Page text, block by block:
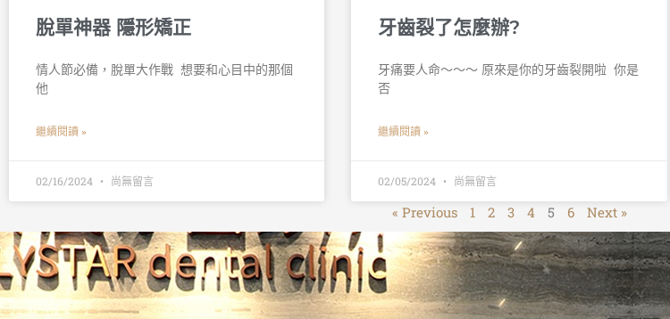
脫單神器 隱形矯正
情人節必備，脫單大作戰 󠀠󠀠 想要和心目中的那個
他
繼續閱讀 »
02/16/2024 尚無留言
牙齒裂了怎麼辦?
牙痛要人命～～～ 原來是你的牙齒裂開啦 󠀠 你是
否
繼續閱讀 »
02/05/2024 尚無留言
« Previous 1 2 3 4 5 6 Next »